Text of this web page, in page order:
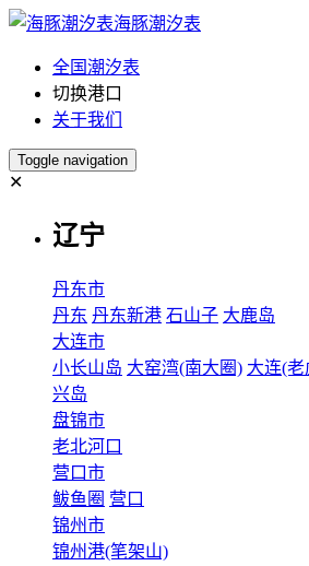
海豚潮汐表
全国潮汐表
切换港口
关于我们
Toggle navigation
✕
辽宁
丹东市
丹东 丹东新港 石山子 大鹿岛
大连市
小长山岛 大窑湾(南大圈) 大连(老
兴岛
盘锦市
老北河口
营口市
鲅鱼圈 营口
锦州市
锦州港(笔架山)